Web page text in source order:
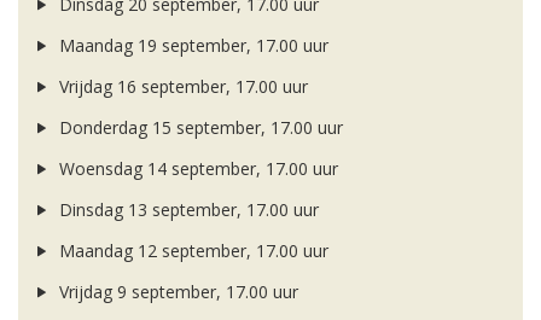
Dinsdag 20 september, 17.00 uur
Maandag 19 september, 17.00 uur
Vrijdag 16 september, 17.00 uur
Donderdag 15 september, 17.00 uur
Woensdag 14 september, 17.00 uur
Dinsdag 13 september, 17.00 uur
Maandag 12 september, 17.00 uur
Vrijdag 9 september, 17.00 uur